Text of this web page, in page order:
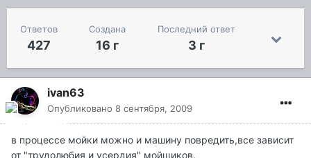
Ответов
427
Создана
16 г
Последний ответ
3 г
ivan63
Опубликовано 8 сентября, 2009
в процессе мойки можно и машину повредить,все зависит
от "трудолюбия и усердия" мойщиков.